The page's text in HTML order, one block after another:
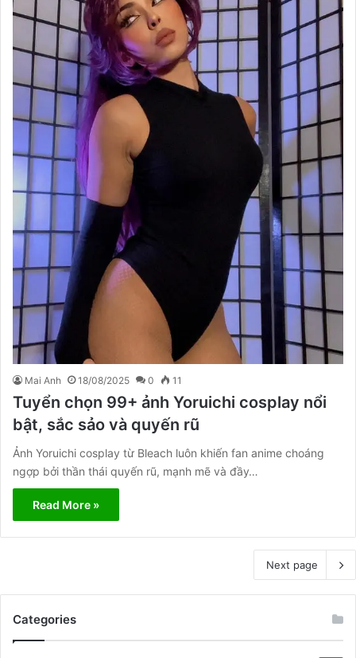
Mai Anh 18/08/2025 0 11
Tuyển chọn 99+ ảnh Yoruichi cosplay nổi
bật, sắc sảo và quyến rũ
Ảnh Yoruichi cosplay từ Bleach luôn khiến fan anime choáng
ngợp bởi thần thái quyến rũ, mạnh mẽ và đầy…
Read More »
Next page
Categories